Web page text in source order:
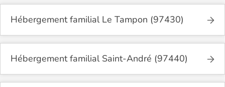
Hébergement familial Le Tampon (97430)
Hébergement familial Saint-André (97440)